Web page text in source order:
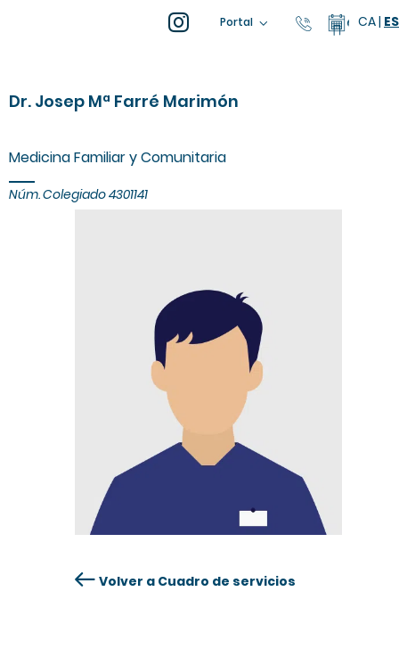
Portal 93 805 04
CA| ES
Dr. Josep Mª Farré Marimón
Medicina Familiar y Comunitaria
Núm. Colegiado 4301141
Volver a Cuadro de servicios